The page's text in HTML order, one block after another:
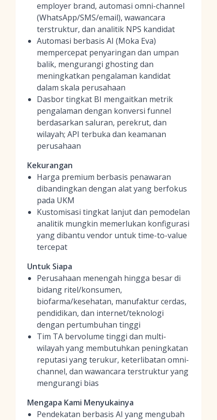
employer brand, automasi omni-channel
(WhatsApp/SMS/email), wawancara
terstruktur, dan analitik NPS kandidat
Automasi berbasis AI (Moka Eva)
mempercepat penyaringan dan umpan
balik, mengurangi ghosting dan
meningkatkan pengalaman kandidat
dalam skala perusahaan
Dasbor tingkat BI mengaitkan metrik
pengalaman dengan konversi funnel
berdasarkan saluran, perekrut, dan
wilayah; API terbuka dan keamanan
perusahaan
Kekurangan
Harga premium berbasis penawaran
dibandingkan dengan alat yang berfokus
pada UKM
Kustomisasi tingkat lanjut dan pemodelan
analitik mungkin memerlukan konfigurasi
yang dibantu vendor untuk time-to-value
tercepat
Untuk Siapa
Perusahaan menengah hingga besar di
bidang ritel/konsumen,
biofarma/kesehatan, manufaktur cerdas,
pendidikan, dan internet/teknologi
dengan pertumbuhan tinggi
Tim TA bervolume tinggi dan multi-
wilayah yang membutuhkan peningkatan
reputasi yang terukur, keterlibatan omni-
channel, dan wawancara terstruktur yang
mengurangi bias
Mengapa Kami Menyukainya
Pendekatan berbasis AI yang mengubah